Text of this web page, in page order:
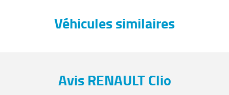
Véhicules similaires
Avis RENAULT Clio